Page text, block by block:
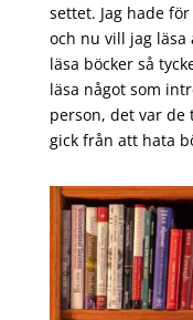
settet. Jag hade
och nu vill jag
läsa böcker så
läsa något som
person, det var de
gick från att hata